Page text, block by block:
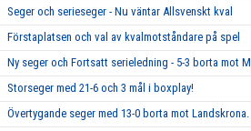
Seger och serieseger - Nu väntar Allsvenskt kval
Förstaplatsen och val av kvalmotståndare på spel
Ny seger och Fortsatt serieledning - 5-3 borta mot
Storseger med 21-6 och 3 mål i boxplay!
Övertygande seger med 13-0 borta mot Landskrona.